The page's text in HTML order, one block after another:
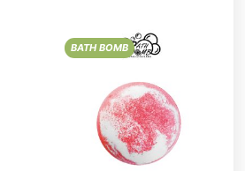
BATH BOMB